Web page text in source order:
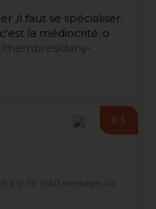
,il faut se spécialiser.
la médiocrité.:o
membres/dany-
#3
à 12:38
(960 messages sur